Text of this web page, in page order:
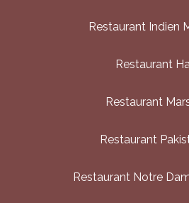
Restaurant Indien
Restaurant
Restaurant
Restaurant
Restaurant Notre